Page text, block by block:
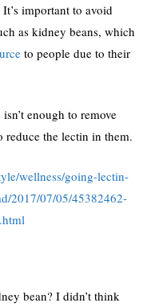
important to avoid
as kidney beans, which
to people due to their
enough to remove
reduce the lectin in them.
wellness/going-lectin-
2017/07/05/45382462-
bean? I didn’t think